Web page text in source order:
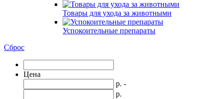
Товары для ухода за животными
Успокоительные препараты
Сброс
Цена
р. -
р.